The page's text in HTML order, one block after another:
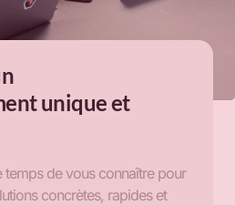
unique et
temps de vous connaître pour
concrètes, rapides et